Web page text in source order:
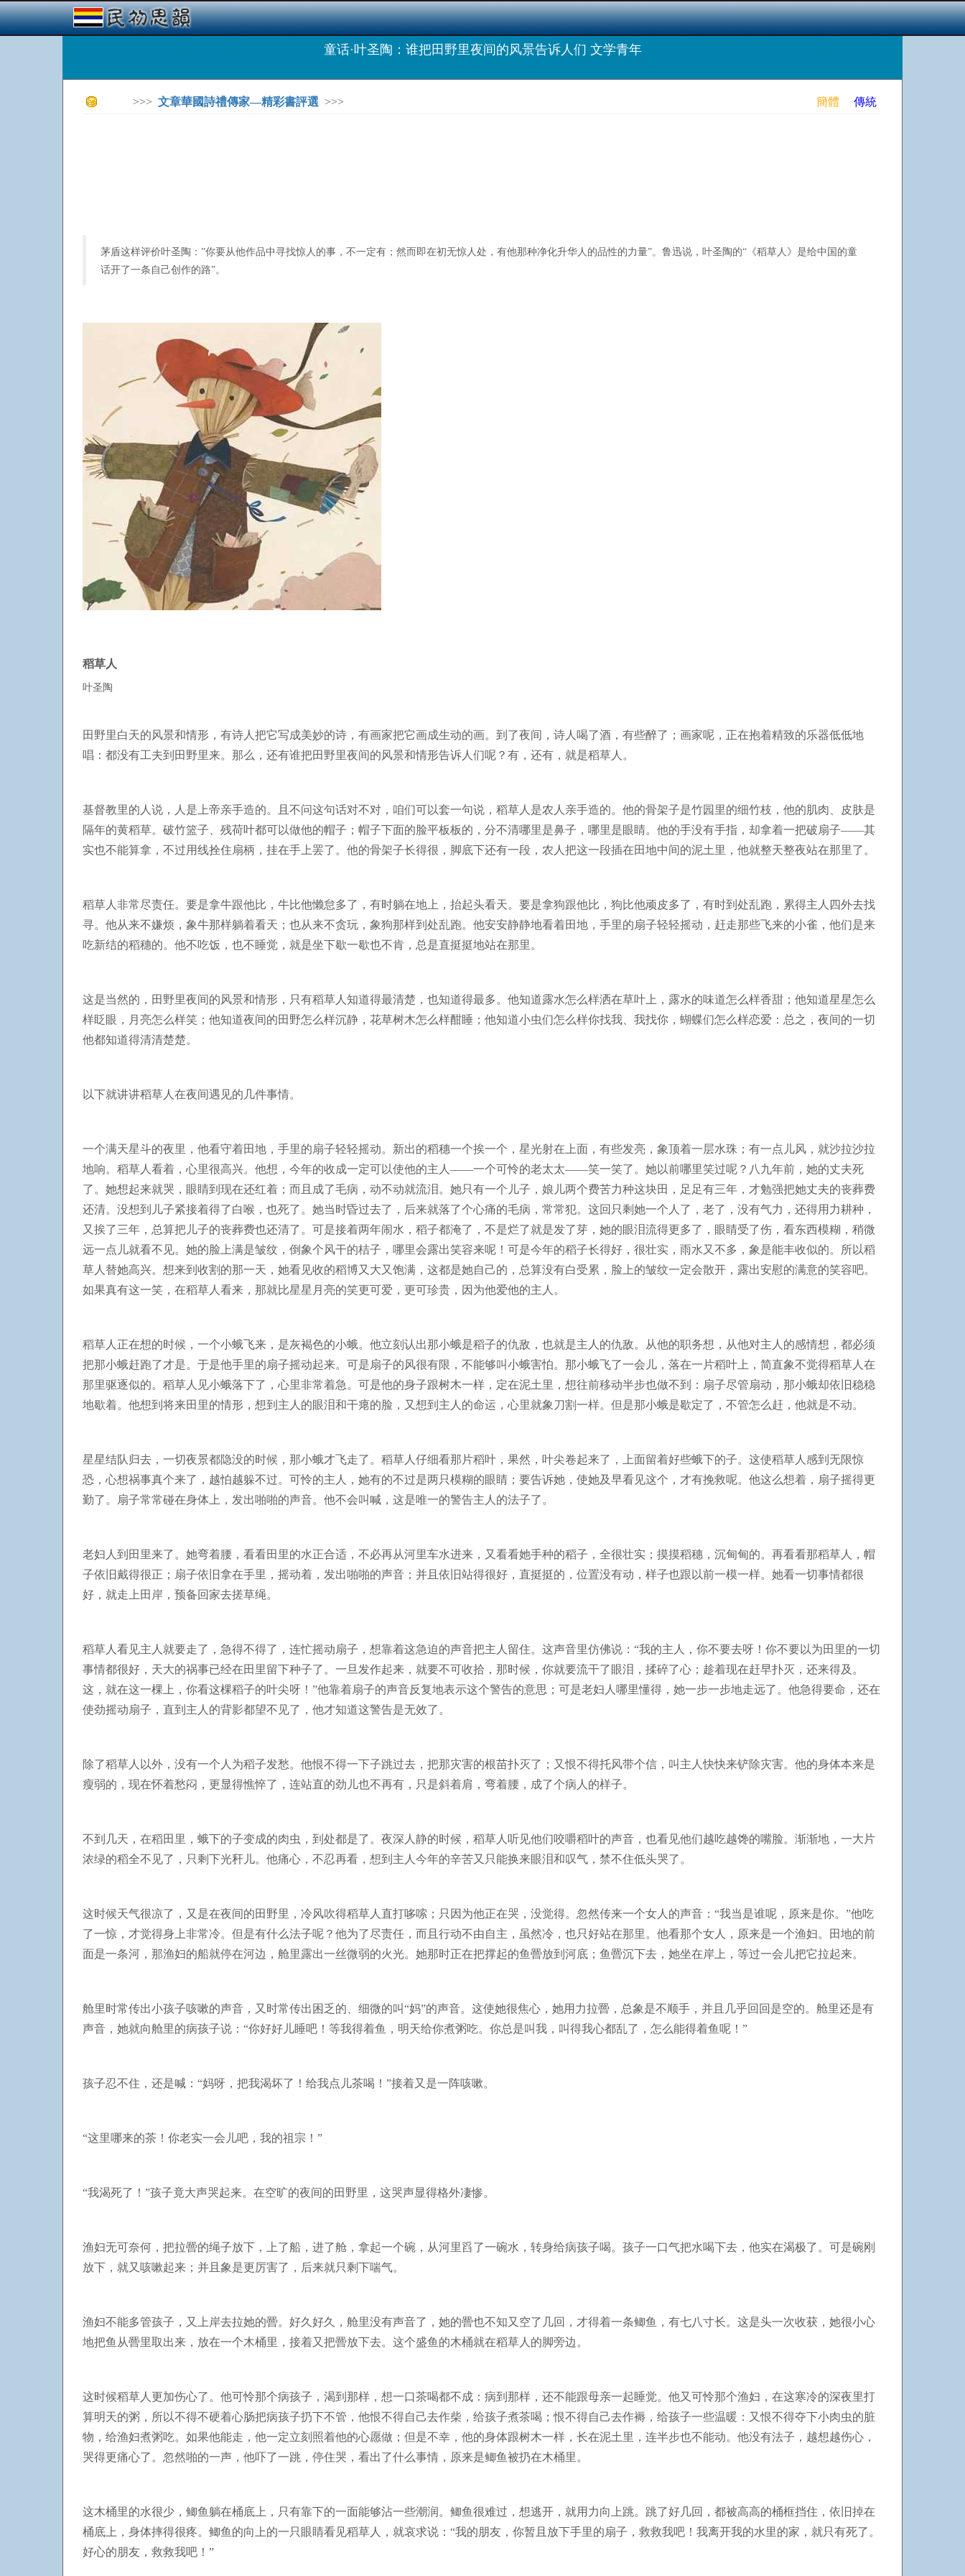
童话·叶圣陶：谁把田野里夜间的风景告诉人们 文学青年
>>> 文章華國詩禮傳家—精彩書評選 >>> 簡體 傳統
茅盾这样评价叶圣陶：”你要从他作品中寻找惊人的事，不一定有；然而即在初无惊人处，有他那种净化升华人的品性的力量”。鲁迅说，叶圣陶的“《稻草人》是给中国的童
话开了一条自己创作的路”。
稻草人
叶圣陶
田野里白天的风景和情形，有诗人把它写成美妙的诗，有画家把它画成生动的画。到了夜间，诗人喝了酒，有些醉了；画家呢，正在抱着精致的乐器低低地
唱：都没有工夫到田野里来。那么，还有谁把田野里夜间的风景和情形告诉人们呢？有，还有，就是稻草人。
基督教里的人说，人是上帝亲手造的。且不问这句话对不对，咱们可以套一句说，稻草人是农人亲手造的。他的骨架子是竹园里的细竹枝，他的肌肉、皮肤是
隔年的黄稻草。破竹篮子、残荷叶都可以做他的帽子；帽子下面的脸平板板的，分不清哪里是鼻子，哪里是眼睛。他的手没有手指，却拿着一把破扇子——其
实也不能算拿，不过用线拴住扇柄，挂在手上罢了。他的骨架子长得很，脚底下还有一段，农人把这一段插在田地中间的泥土里，他就整天整夜站在那里了。
稻草人非常尽责任。要是拿牛跟他比，牛比他懒怠多了，有时躺在地上，抬起头看天。要是拿狗跟他比，狗比他顽皮多了，有时到处乱跑，累得主人四外去找
寻。他从来不嫌烦，象牛那样躺着看天；也从来不贪玩，象狗那样到处乱跑。他安安静静地看着田地，手里的扇子轻轻摇动，赶走那些飞来的小雀，他们是来
吃新结的稻穗的。他不吃饭，也不睡觉，就是坐下歇一歇也不肯，总是直挺挺地站在那里。
这是当然的，田野里夜间的风景和情形，只有稻草人知道得最清楚，也知道得最多。他知道露水怎么样洒在草叶上，露水的味道怎么样香甜；他知道星星怎么
样眨眼，月亮怎么样笑；他知道夜间的田野怎么样沉静，花草树木怎么样酣睡；他知道小虫们怎么样你找我、我找你，蝴蝶们怎么样恋爱：总之，夜间的一切
他都知道得清清楚楚。
以下就讲讲稻草人在夜间遇见的几件事情。
一个满天星斗的夜里，他看守着田地，手里的扇子轻轻摇动。新出的稻穗一个挨一个，星光射在上面，有些发亮，象顶着一层水珠；有一点儿风，就沙拉沙拉
地响。稻草人看着，心里很高兴。他想，今年的收成一定可以使他的主人——一个可怜的老太太——笑一笑了。她以前哪里笑过呢？八九年前，她的丈夫死
了。她想起来就哭，眼睛到现在还红着；而且成了毛病，动不动就流泪。她只有一个儿子，娘儿两个费苦力种这块田，足足有三年，才勉强把她丈夫的丧葬费
还清。没想到儿子紧接着得了白喉，也死了。她当时昏过去了，后来就落了个心痛的毛病，常常犯。这回只剩她一个人了，老了，没有气力，还得用力耕种，
又挨了三年，总算把儿子的丧葬费也还清了。可是接着两年闹水，稻子都淹了，不是烂了就是发了芽，她的眼泪流得更多了，眼睛受了伤，看东西模糊，稍微
远一点儿就看不见。她的脸上满是皱纹，倒象个风干的桔子，哪里会露出笑容来呢！可是今年的稻子长得好，很壮实，雨水又不多，象是能丰收似的。所以稻
草人替她高兴。想来到收割的那一天，她看见收的稻博又大又饱满，这都是她自己的，总算没有白受累，脸上的皱纹一定会散开，露出安慰的满意的笑容吧。
如果真有这一笑，在稻草人看来，那就比星星月亮的笑更可爱，更可珍贵，因为他爱他的主人。
稻草人正在想的时候，一个小蛾飞来，是灰褐色的小蛾。他立刻认出那小蛾是稻子的仇敌，也就是主人的仇敌。从他的职务想，从他对主人的感情想，都必须
把那小蛾赶跑了才是。于是他手里的扇子摇动起来。可是扇子的风很有限，不能够叫小蛾害怕。那小蛾飞了一会儿，落在一片稻叶上，简直象不觉得稻草人在
那里驱逐似的。稻草人见小蛾落下了，心里非常着急。可是他的身子跟树木一样，定在泥土里，想往前移动半步也做不到：扇子尽管扇动，那小蛾却依旧稳稳
地歇着。他想到将来田里的情形，想到主人的眼泪和干瘪的脸，又想到主人的命运，心里就象刀割一样。但是那小蛾是歇定了，不管怎么赶，他就是不动。
星星结队归去，一切夜景都隐没的时候，那小蛾才飞走了。稻草人仔细看那片稻叶，果然，叶尖卷起来了，上面留着好些蛾下的子。这使稻草人感到无限惊
恐，心想祸事真个来了，越怕越躲不过。可怜的主人，她有的不过是两只模糊的眼睛；要告诉她，使她及早看见这个，才有挽救呢。他这么想着，扇子摇得更
勤了。扇子常常碰在身体上，发出啪啪的声音。他不会叫喊，这是唯一的警告主人的法子了。
老妇人到田里来了。她弯着腰，看看田里的水正合适，不必再从河里车水进来，又看看她手种的稻子，全很壮实；摸摸稻穗，沉甸甸的。再看看那稻草人，帽
子依旧戴得很正；扇子依旧拿在手里，摇动着，发出啪啪的声音；并且依旧站得很好，直挺挺的，位置没有动，样子也跟以前一模一样。她看一切事情都很
好，就走上田岸，预备回家去搓草绳。
稻草人看见主人就要走了，急得不得了，连忙摇动扇子，想靠着这急迫的声音把主人留住。这声音里仿佛说：“我的主人，你不要去呀！你不要以为田里的一切
事情都很好，天大的祸事已经在田里留下种子了。一旦发作起来，就要不可收拾，那时候，你就要流干了眼泪，揉碎了心；趁着现在赶早扑灭，还来得及。
这，就在这一棵上，你看这棵稻子的叶尖呀！”他靠着扇子的声音反复地表示这个警告的意思；可是老妇人哪里懂得，她一步一步地走远了。他急得要命，还在
使劲摇动扇子，直到主人的背影都望不见了，他才知道这警告是无效了。
除了稻草人以外，没有一个人为稻子发愁。他恨不得一下子跳过去，把那灾害的根苗扑灭了；又恨不得托风带个信，叫主人快快来铲除灾害。他的身体本来是
瘦弱的，现在怀着愁闷，更显得憔悴了，连站直的劲儿也不再有，只是斜着肩，弯着腰，成了个病人的样子。
不到几天，在稻田里，蛾下的子变成的肉虫，到处都是了。夜深人静的时候，稻草人听见他们咬嚼稻叶的声音，也看见他们越吃越馋的嘴脸。渐渐地，一大片
浓绿的稻全不见了，只剩下光秆儿。他痛心，不忍再看，想到主人今年的辛苦又只能换来眼泪和叹气，禁不住低头哭了。
这时候天气很凉了，又是在夜间的田野里，冷风吹得稻草人直打哆嗦；只因为他正在哭，没觉得。忽然传来一个女人的声音：“我当是谁呢，原来是你。”他吃
了一惊，才觉得身上非常冷。但是有什么法子呢？他为了尽责任，而且行动不由自主，虽然冷，也只好站在那里。他看那个女人，原来是一个渔妇。田地的前
面是一条河，那渔妇的船就停在河边，舱里露出一丝微弱的火光。她那时正在把撑起的鱼罾放到河底；鱼罾沉下去，她坐在岸上，等过一会儿把它拉起来。
舱里时常传出小孩子咳嗽的声音，又时常传出困乏的、细微的叫“妈”的声音。这使她很焦心，她用力拉罾，总象是不顺手，并且几乎回回是空的。舱里还是有
声音，她就向舱里的病孩子说：“你好好儿睡吧！等我得着鱼，明天给你煮粥吃。你总是叫我，叫得我心都乱了，怎么能得着鱼呢！”
孩子忍不住，还是喊：“妈呀，把我渴坏了！给我点儿茶喝！”接着又是一阵咳嗽。
“这里哪来的茶！你老实一会儿吧，我的祖宗！”
“我渴死了！”孩子竟大声哭起来。在空旷的夜间的田野里，这哭声显得格外凄惨。
渔妇无可奈何，把拉罾的绳子放下，上了船，进了舱，拿起一个碗，从河里舀了一碗水，转身给病孩子喝。孩子一口气把水喝下去，他实在渴极了。可是碗刚
放下，就又咳嗽起来；并且象是更厉害了，后来就只剩下喘气。
渔妇不能多管孩子，又上岸去拉她的罾。好久好久，舱里没有声音了，她的罾也不知又空了几回，才得着一条鲫鱼，有七八寸长。这是头一次收获，她很小心
地把鱼从罾里取出来，放在一个木桶里，接着又把罾放下去。这个盛鱼的木桶就在稻草人的脚旁边。
这时候稻草人更加伤心了。他可怜那个病孩子，渴到那样，想一口茶喝都不成：病到那样，还不能跟母亲一起睡觉。他又可怜那个渔妇，在这寒冷的深夜里打
算明天的粥，所以不得不硬着心肠把病孩子扔下不管，他恨不得自己去作柴，给孩子煮茶喝；恨不得自己去作褥，给孩子一些温暖：又恨不得夺下小肉虫的脏
物，给渔妇煮粥吃。如果他能走，他一定立刻照着他的心愿做；但是不幸，他的身体跟树木一样，长在泥土里，连半步也不能动。他没有法子，越想越伤心，
哭得更痛心了。忽然啪的一声，他吓了一跳，停住哭，看出了什么事情，原来是鲫鱼被扔在木桶里。
这木桶里的水很少，鲫鱼躺在桶底上，只有靠下的一面能够沾一些潮润。鲫鱼很难过，想逃开，就用力向上跳。跳了好几回，都被高高的桶框挡住，依旧掉在
桶底上，身体摔得很疼。鲫鱼的向上的一只眼睛看见稻草人，就哀求说：“我的朋友，你暂且放下手里的扇子，救救我吧！我离开我的水里的家，就只有死了。
好心的朋友，救救我吧！”